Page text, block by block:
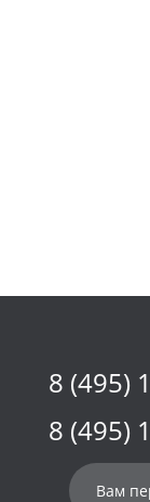
8 (495)
8 (495)
Вам